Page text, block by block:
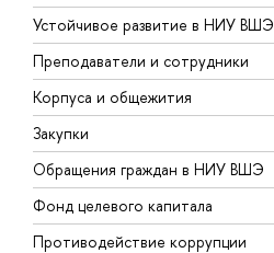
Устойчивое развитие в НИУ ВШЭ
Преподаватели и сотрудники
Корпуса и общежития
Закупки
Обращения граждан в НИУ ВШЭ
Фонд целевого капитала
Противодействие коррупции